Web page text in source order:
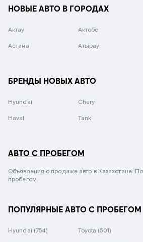
НОВЫЕ АВТО В ГОРОДАХ
Актау Актобе
Астана Атырау
БРЕНДЫ НОВЫХ АВТО
Hyundai Chery
Haval Tank
АВТО С ПРОБЕГОМ
Объявления о продаже авто в Казахстане.
пробегом.
ПОПУЛЯРНЫЕ АВТО С ПРОБЕГОМ
Hyundai (754) Toyota (501)